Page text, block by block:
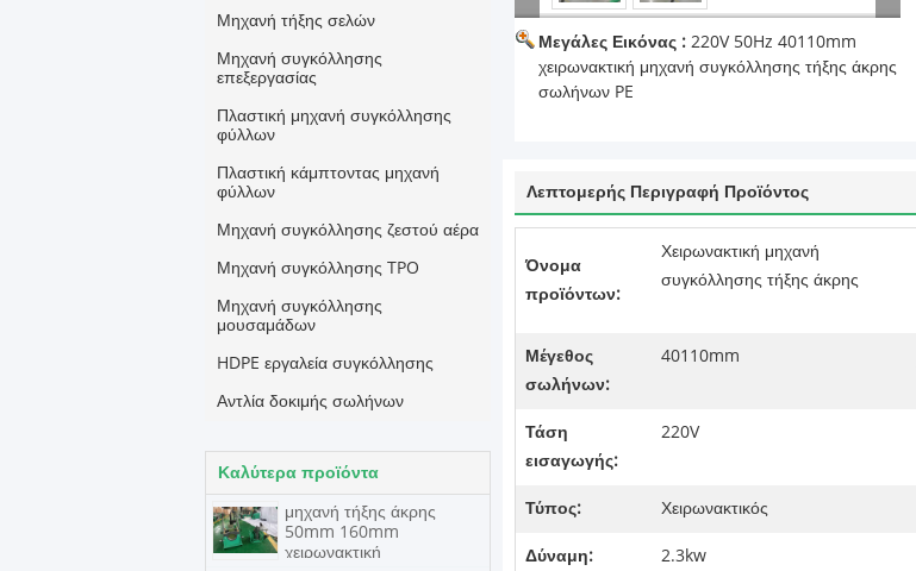
Μηχανή τήξης σελών
Μηχανή συγκόλλησης
επεξεργασίας
Πλαστική μηχανή συγκόλλησης
φύλλων
Πλαστική κάμπτοντας μηχανή
φύλλων
Μηχανή συγκόλλησης ζεστού αέρα
Μηχανή συγκόλλησης TPO
Μηχανή συγκόλλησης
μουσαμάδων
HDPE εργαλεία συγκόλλησης
Αντλία δοκιμής σωλήνων
Καλύτερα προϊόντα
μηχανή τήξης άκρης
50mm 160mm
χειρωνακτική
Μεγάλες Εικόνας : 220V 50Hz 40110mm
χειρωνακτική μηχανή συγκόλλησης τήξης άκρης
σωλήνων PE
Λεπτομερής Περιγραφή Προϊόντος
Όνομα
προϊόντων:
Χειρωνακτική μηχανή
συγκόλλησης τήξης άκρης
Μέγεθος
σωλήνων:
40110mm
Τάση
εισαγωγής:
220V
Τύπος: Χειρωνακτικός
Δύναμη: 2.3kw